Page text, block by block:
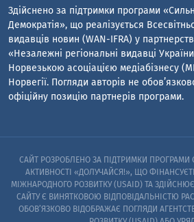
Здійснено за підтримки програми
Демократія», що реалізується
видавців новин (WAN-IFRA) у
«Незалежні регіональні видавці
Норвезькою асоціацією медіабізнесу
Норвегії. Погляди авторів не
офіційну позицію партнерів програми.
САЙТ РОЗРОБЛЕНО ЗА ПІДТРИМКИ ПРОГРАМИ
АКТИВНОСТІ «ДОЛУЧАЙСЯ!», ЩО
МІЖНАРОДНОГО РОЗВИТКУ (USAID) ТА
САЙТУ Є ВИНЯТКОВОЮ ВІДПОВІДАЛЬНІСТЮ
ОБОВ’ЯЗКОВО ВІДОБРАЖАЄ ПОГЛЯДИ